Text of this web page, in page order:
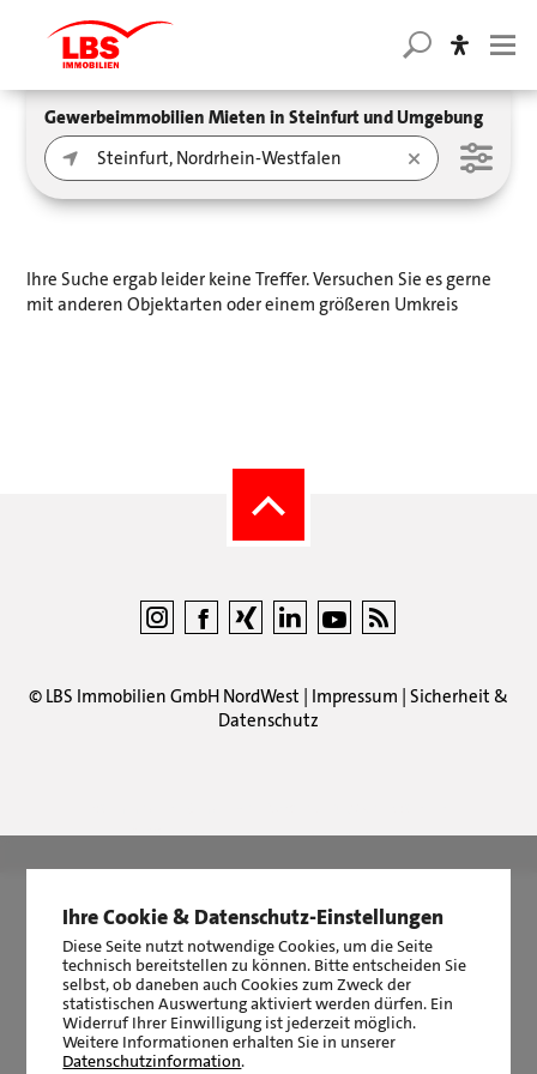
Gewerbeimmobilien Mieten in Steinfurt und Umgebung
Ihre Suche ergab leider keine Treffer. Versuchen Sie es gerne
mit anderen Objektarten oder einem größeren Umkreis
© LBS Immobilien GmbH NordWest | Impressum | Sicherheit &
Datenschutz
|2510Bewertungen auf ProvenExpert.com
Ihre Cookie & Datenschutz-Einstellungen
Diese Seite nutzt notwendige Cookies, um die Seite
technisch bereitstellen zu können. Bitte entscheiden Sie
selbst, ob daneben auch Cookies zum Zweck der
statistischen Auswertung aktiviert werden dürfen. Ein
Widerruf Ihrer Einwilligung ist jederzeit möglich.
Weitere Informationen erhalten Sie in unserer
Datenschutzinformation.